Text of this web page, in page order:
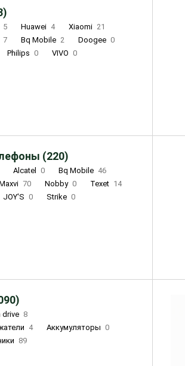
5 Huawei 4 Xiaomi 21
7 Bq Mobile 2 Doogee 0
Philips 0 VIVO 0
(220)
Alcatel 0 Bq Mobile 46
70 Nobby 0 Texet 14
JOY'S 0 Strike 0
drive 8
4 Аккумуляторы 0
89